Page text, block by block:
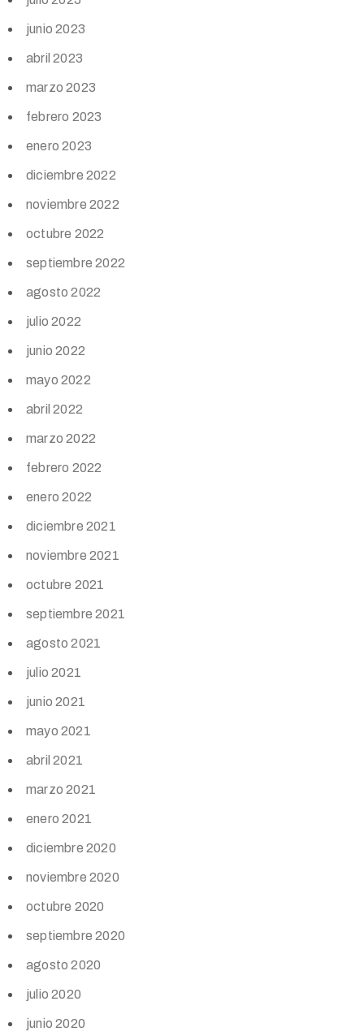
junio 2023
abril 2023
marzo 2023
febrero 2023
enero 2023
diciembre 2022
noviembre 2022
octubre 2022
septiembre 2022
agosto 2022
julio 2022
junio 2022
mayo 2022
abril 2022
marzo 2022
febrero 2022
enero 2022
diciembre 2021
noviembre 2021
octubre 2021
septiembre 2021
agosto 2021
julio 2021
junio 2021
mayo 2021
abril 2021
marzo 2021
enero 2021
diciembre 2020
noviembre 2020
octubre 2020
septiembre 2020
agosto 2020
julio 2020
junio 2020